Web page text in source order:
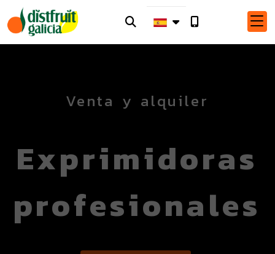
Venta y alquiler
Exprimidoras
profesionales